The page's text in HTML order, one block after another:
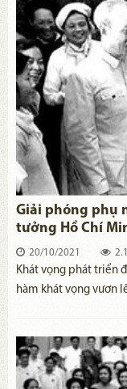
ngon, ngủ không
quyết tâm của đồng
Nam Bộ nhất định trở
Giải phóng phụ
tưởng Hồ Chí
20/10/2021
​Khát vọng phát triển
hàm khát vọng vươn
dựng chủ nghĩa xã
Minh bắt nguồn từ